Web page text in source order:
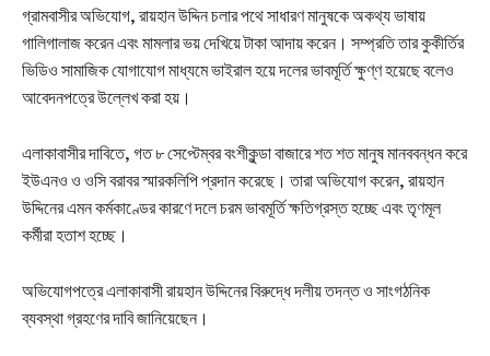
গ্রামবাসীর অভিযোগ, রায়হান উদ্দিন চলার পথে সাধারণ মানুষকে অকথ্য ভাষায়
গালিগালাজ করেন এবং মামলার ভয় দেখিয়ে টাকা আদায় করেন। সম্প্রতি তার কুকীর্তির
ভিডিও সামাজিক যোগাযোগ মাধ্যমে ভাইরাল হয়ে দলের ভাবমূর্তি ক্ষুণ্ণ হয়েছে বলেও
আবেদনপত্রে উল্লেখ করা হয়।
এলাকাবাসীর দাবিতে, গত ৮ সেপ্টেম্বর বংশীকুন্ডা বাজারে শত শত মানুষ মানববন্ধন করে
ইউএনও ও ওসি বরাবর স্মারকলিপি প্রদান করেছে। তারা অভিযোগ করেন, রায়হান
উদ্দিনের এমন কর্মকাণ্ডের কারণে দলে চরম ভাবমূর্তি ক্ষতিগ্রস্ত হচ্ছে এবং তৃণমূল
কর্মীরা হতাশ হচ্ছে।
অভিযোগপত্রে এলাকাবাসী রায়হান উদ্দিনের বিরুদ্ধে দলীয় তদন্ত ও সাংগঠনিক
ব্যবস্থা গ্রহণের দাবি জানিয়েছেন।